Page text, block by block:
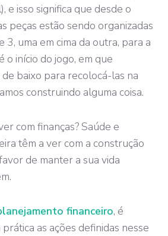
e isso significa que desde o
peças estão sendo organizadas
3, uma em cima da outra, para a
o início do jogo, em que
baixo para recolocá-las na
construindo alguma coisa.
com finanças? Saúde e
têm a ver com a construção
de manter a sua vida
financeiro, é
as ações definidas nesse